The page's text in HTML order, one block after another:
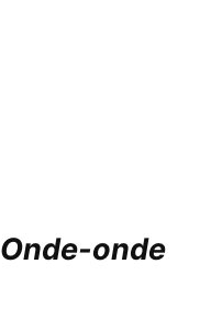
Onde-onde